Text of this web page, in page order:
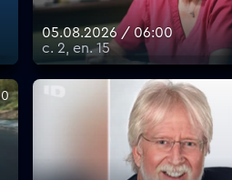
05.08.2026 / 06:00
с. 2, еп. 15